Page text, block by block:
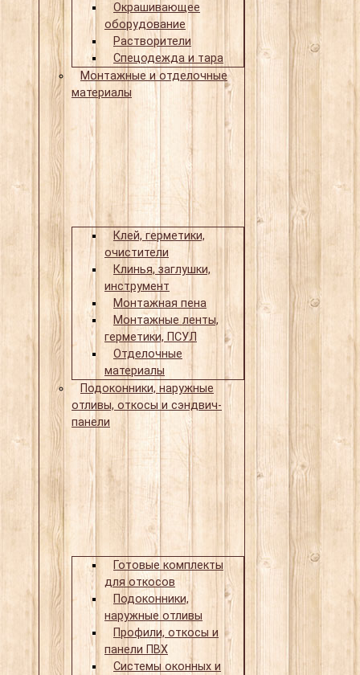
Окрашивающее
оборудование
Растворители
Спецодежда и тара
Монтажные и отделочные
материалы
Клей, герметики,
очистители
Клинья, заглушки,
инструмент
Монтажная пена
Монтажные ленты,
герметики, ПСУЛ
Отделочные
материалы
Подоконники, наружные
отливы, откосы и сэндвич-
панели
Готовые комплекты
для откосов
Подоконники,
наружные отливы
Профили, откосы и
панели ПВХ
Системы оконных и